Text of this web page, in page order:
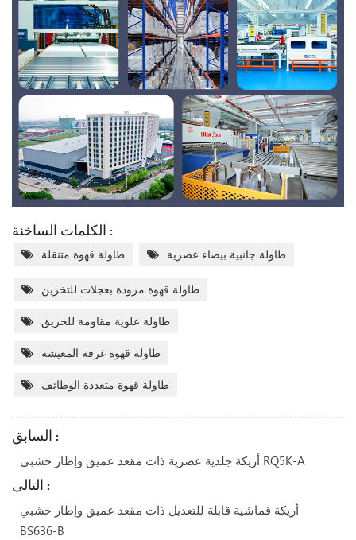
الكلمات الساخنة :
طاولة قهوة متنقلة طاولة جانبية بيضاء عصرية
طاولة قهوة مزودة بعجلات للتخزين
طاولة علوية مقاومة للحريق
طاولة قهوة غرفة المعيشة
طاولة قهوة متعددة الوظائف
السابق :
أريكة جلدية عصرية ذات مقعد عميق وإطار خشبي RQ5K-A
التالى :
أريكة قماشية قابلة للتعديل ذات مقعد عميق وإطار خشبي
BS636-B